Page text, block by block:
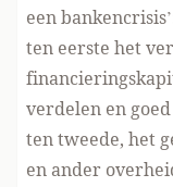
een
ten eerste het
verdelen en
ten tweede, het
en ander